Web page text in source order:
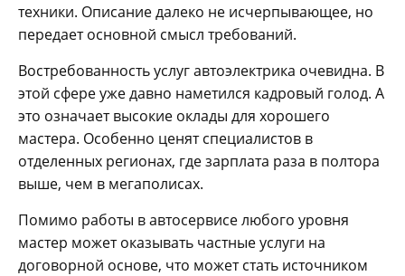
техники. Описание далеко не исчерпывающее, но
передает основной смысл требований.
Востребованность услуг автоэлектрика очевидна. В
этой сфере уже давно наметился кадровый голод. А
это означает высокие оклады для хорошего
мастера. Особенно ценят специалистов в
отделенных регионах, где зарплата раза в полтора
выше, чем в мегаполисах.
Помимо работы в автосервисе любого уровня
мастер может оказывать частные услуги на
договорной основе, что может стать источником